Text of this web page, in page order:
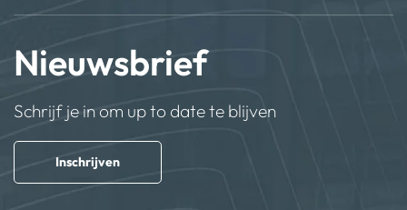
Nieuwsbrief
Schrijf je in om up to date te blijven
Inschrijven